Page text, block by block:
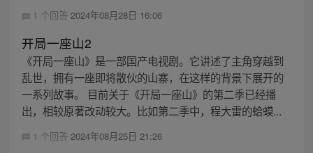
1 个回答 2024年08月28日 16:06
开局一座山2
《开局一座山》是一部国产电视剧。它讲述了主角穿越到
乱世，拥有一座即将散伙的山寨，在这样的背景下展开的
一系列故事。 目前关于《开局一座山》的第二季已经播
出，相较原著改动较大。比如第二季中，程大雷的蛤蟆...
1 个回答 2024年08月25日 21:26